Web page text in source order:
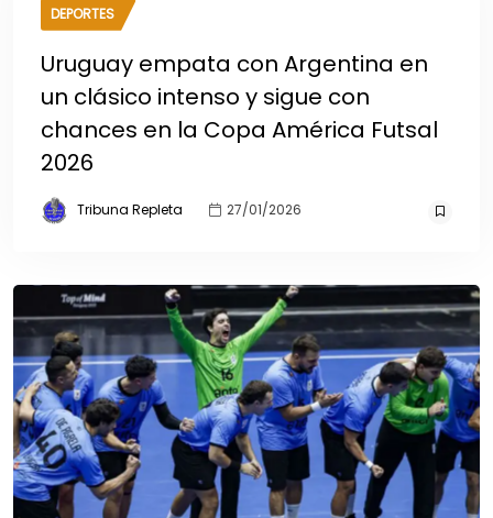
DEPORTES
Uruguay empata con Argentina en
un clásico intenso y sigue con
chances en la Copa América Futsal
2026
Tribuna Repleta 27/01/2026